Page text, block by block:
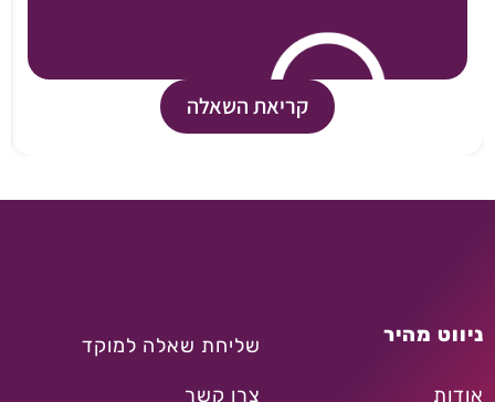
קריאת השאלה
ניווט מהיר
אודות
שליחת שאלה למוקד
צרו קשר